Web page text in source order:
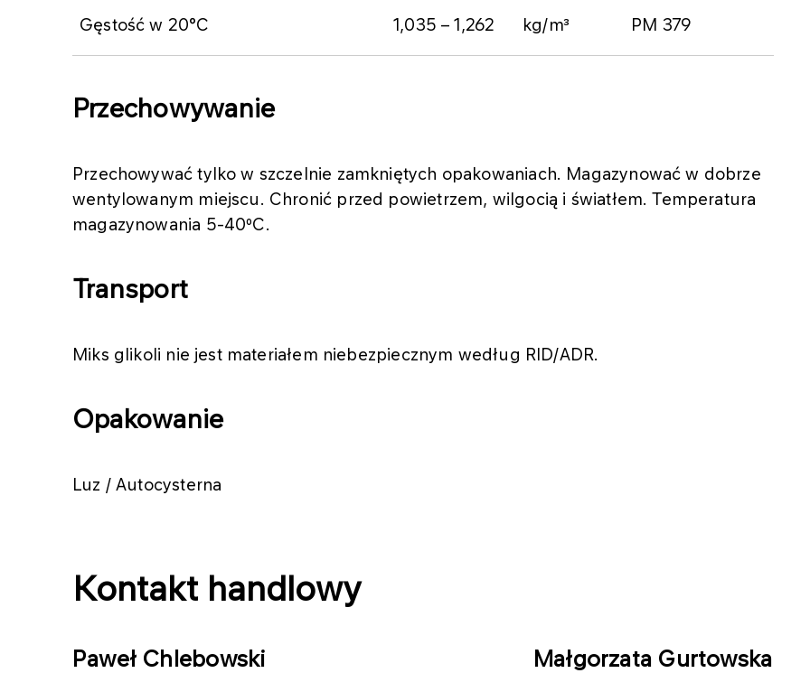
Gęstość w 20°C 1,035 – 1,262 kg/m³ PM 379
Przechowywanie
Przechowywać tylko w szczelnie zamkniętych opakowaniach. Magazynować w dobrze
wentylowanym miejscu. Chronić przed powietrzem, wilgocią i światłem. Temperatura
magazynowania 5-40⁰C.
Transport
Miks glikoli nie jest materiałem niebezpiecznym według RID/ADR.
Opakowanie
Luz / Autocysterna
Kontakt handlowy
Paweł Chlebowski Małgorzata Gurtowska